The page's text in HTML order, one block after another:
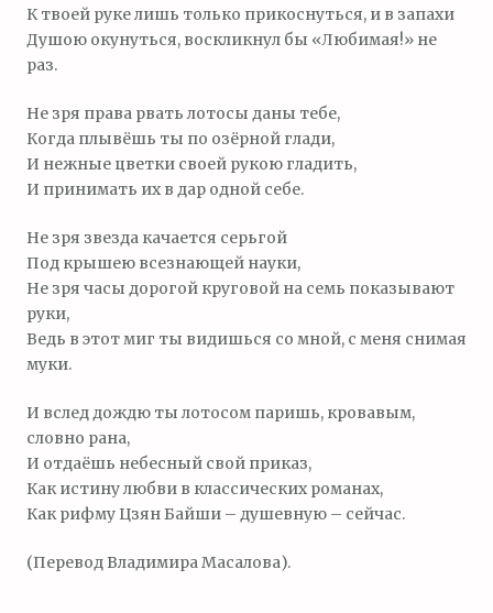
К твоей руке лишь только прикоснуться, и в запахи
Душою окунуться, воскликнул бы «Любимая!» не
раз.
Не зря права рвать лотосы даны тебе,
Когда плывёшь ты по озёрной глади,
И нежные цветки своей рукою гладить,
И принимать их в дар одной себе.
Не зря звезда качается серьгой
Под крышею всезнающей науки,
Не зря часы дорогой круговой на семь показывают
руки,
Ведь в этот миг ты видишься со мной, с меня снимая
муки.
И вслед дождю ты лотосом паришь, кровавым,
словно рана,
И отдаёшь небесный свой приказ,
Как истину любви в классических романах,
Как рифму Цзян Байши – душевную – сейчас.
(Перевод Владимира Масалова).